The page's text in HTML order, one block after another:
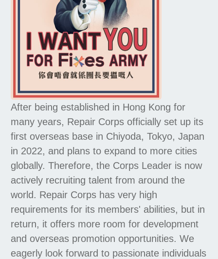
After being established in Hong Kong for
many years, Repair Corps officially set up its
first overseas base in Chiyoda, Tokyo, Japan
in 2022, and plans to expand to more cities
globally. Therefore, the Corps Leader is now
actively recruiting talent from around the
world. Repair Corps has very high
requirements for its members' abilities, but in
return, it offers more room for development
and overseas promotion opportunities. We
eagerly look forward to passionate individuals